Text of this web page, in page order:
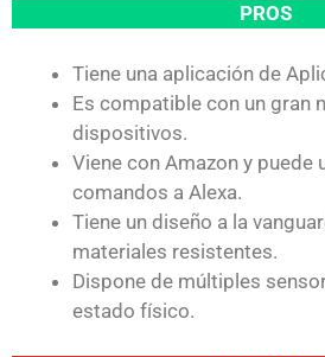
PROS
Tiene una aplicación de
Es compatible con un gran
dispositivos.
Viene con Amazon y puede
comandos a Alexa.
Tiene un diseño a la
materiales resistentes.
Dispone de múltiples
estado físico.